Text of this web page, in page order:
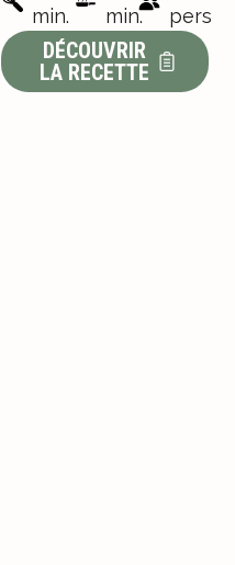
min.
min.
pers
DÉCOUVRIR
LA RECETTE